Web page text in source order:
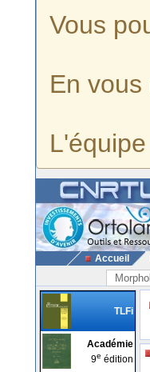
Vous
En vous
Accueil
TLFi
Académie
9e édition